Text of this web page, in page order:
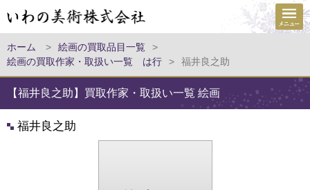
ホーム > 絵画の買取品目一覧
>
絵画の買取作家・取扱い一覧 は行
> 福井良之助
【福井良之助】買取作家・取扱い一覧 絵画
福井良之助